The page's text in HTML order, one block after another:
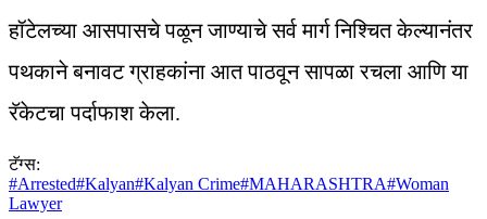
हॉटेलच्या आसपासचे पळून जाण्याचे सर्व मार्ग निश्चित केल्यानंतर
पथकाने बनावट ग्राहकांना आत पाठवून सापळा रचला आणि या
रॅकेटचा पर्दाफाश केला.
टॅग्स:
#Arrested#Kalyan#Kalyan Crime#MAHARASHTRA#Woman
Lawyer